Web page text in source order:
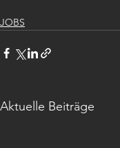
JOBS
Aktuelle Beiträge